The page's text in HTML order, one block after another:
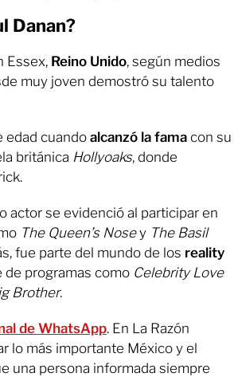
Danan?
Essex, Reino Unido, según medios
muy joven demostró su talento
edad cuando alcanzó la fama con su
británica Hollyoaks, donde
actor se evidenció al participar en
The Queen’s Nosey The Basil
fue parte del mundo de los reality
de programas como Celebrity Love
Brother.
de WhatsApp. En La Razón
lo más importante México y el
una persona informada siempre